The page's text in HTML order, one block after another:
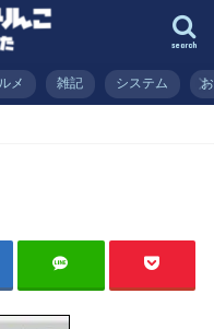
search
メ 雑記 システム